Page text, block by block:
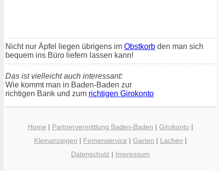
Nicht nur Äpfel liegen übrigens im Obstkorb den man sich
bequem ins Büro liefern lassen kann!
Das ist vielleicht auch interessant:
Wie kommt man in Baden-Baden zur
richtigen Bank und zum richtigen Girokonto
Home | Partnervermittlung Baden-Baden | Girokonto |
Kleinanzeigen | Firmenservice | Garten | Lachen |
Datenschutz | Impressum